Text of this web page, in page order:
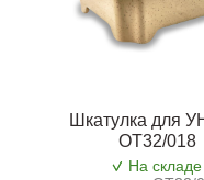
Шкатулка для
OT32/018
На складе